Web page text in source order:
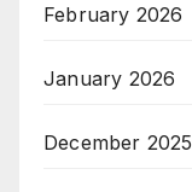
February 2026
January 2026
December 2025